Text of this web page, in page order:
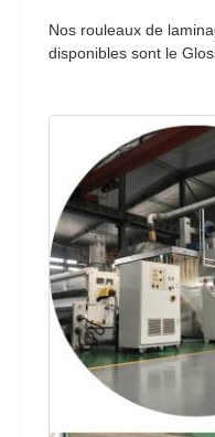
Nos rouleaux de
disponibles sont le